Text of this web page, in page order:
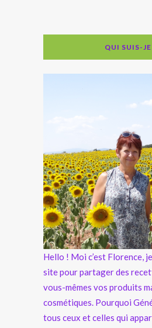
QUI SUIS-JE
Hello ! Moi c’est Florence,
site pour partager des
vous-mêmes vos produits
cosmétiques. Pourquoi
tous ceux et celles qui